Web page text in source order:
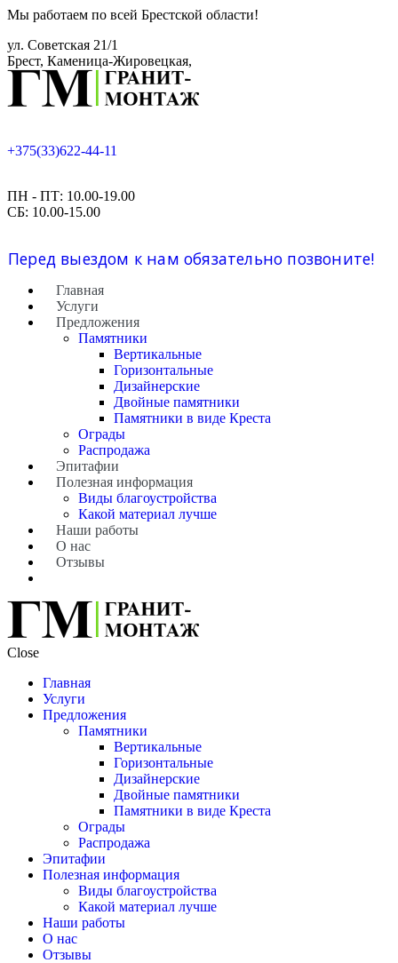
Мы работаем по всей Брестской области!
ул. Советская 21/1
Брест, Каменица-Жировецкая,
+375(33)622-44-11
ПН - ПТ: 10.00-19.00
СБ: 10.00-15.00
Перед выездом к нам обязательно позвоните!
Главная
Услуги
Предложения
Памятники
Вертикальные
Горизонтальные
Дизайнерские
Двойные памятники
Памятники в виде Креста
Ограды
Распродажа
Эпитафии
Полезная информация
Виды благоустройства
Какой материал лучше
Наши работы
О нас
Отзывы
Close
Главная
Услуги
Предложения
Памятники
Вертикальные
Горизонтальные
Дизайнерские
Двойные памятники
Памятники в виде Креста
Ограды
Распродажа
Эпитафии
Полезная информация
Виды благоустройства
Какой материал лучше
Наши работы
О нас
Отзывы